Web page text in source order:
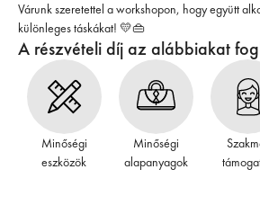
Várunk szeretettel a workshopon, hogy együtt
különleges táskákat! 💛👜
A részvételi díj az alábbiakat
Minőségi
eszközök
Minőségi
alapanyagok